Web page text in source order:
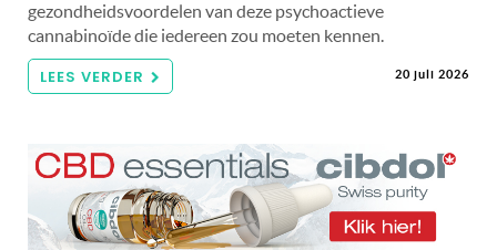
gezondheidsvoordelen van deze psychoactieve
cannabinoïde die iedereen zou moeten kennen.
LEES VERDER 20 juli 2026